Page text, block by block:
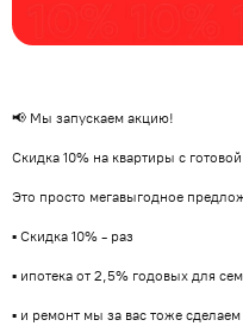
📢 Мы запускаем акцию!
Скидка 10% на квартиры с
Это просто мегавыгодное
▪️ Скидка 10% - раз
▪️ ипотека от 2,5% годовых для
▪️ и ремонт мы за вас тоже